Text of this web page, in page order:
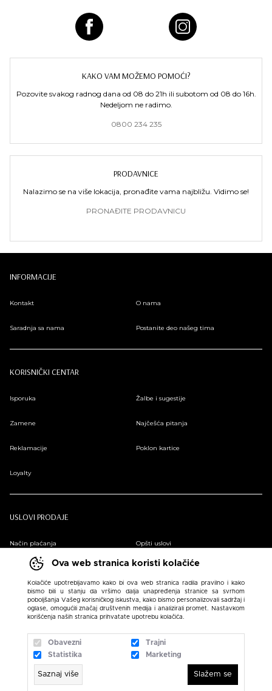
Ova web stranica koristi kolačiće
Kolačiće upotrebljavamo kako bi ova web stranica radila pravilno i kako
bismo bili u stanju da vršimo dalja unapređenja stranice sa svrhom
poboljšanja Vašeg korisničkog iskustva, kako bismo personalizovali sadržaj i
oglase, omogućili značaj društvenih medija i analizirali promet. Nastavkom
korišćenja naših stranica prihvatate upotrebu kolačića.
Obavezni
Trajni
Statistika
Marketing
Saznaj više Slažem se
KAKO VAM MOŽEMO POMOĆI?
Pozovite svakog radnog dana od 08 do 21h ili subotom od 08 do 16h.
Nedeljom ne radimo.
0800 234 235
PRODAVNICE
Nalazimo se na više lokacija, pronađite vama najbližu. Vidimo se!
PRONAĐITE PRODAVNICU
INFORMACIJE
Kontakt O nama
Saradnja sa nama Postanite deo našeg tima
KORISNIČKI CENTAR
Isporuka Žalbe i sugestije
Zamene Najčešća pitanja
Reklamacije Poklon kartice
Loyalty
USLOVI PRODAJE
Način plaćanja Opšti uslovi
Plaćanje na rate Pravilnik o zaštiti podataka o ličnosti
Sindikalna prodaja